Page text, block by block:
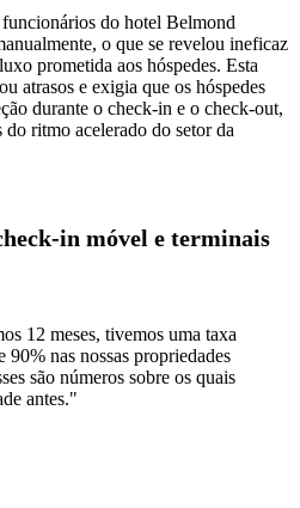
do hotel Belmond
o que se revelou ineficaz
prometida aos hóspedes. Esta
atrasos e exigia que os hóspedes
durante o check-in e o check-out,
do ritmo acelerado do setor da
in móvel e terminais
12 meses, tivemos uma taxa
90% nas nossas propriedades
são números sobre os quais
antes."